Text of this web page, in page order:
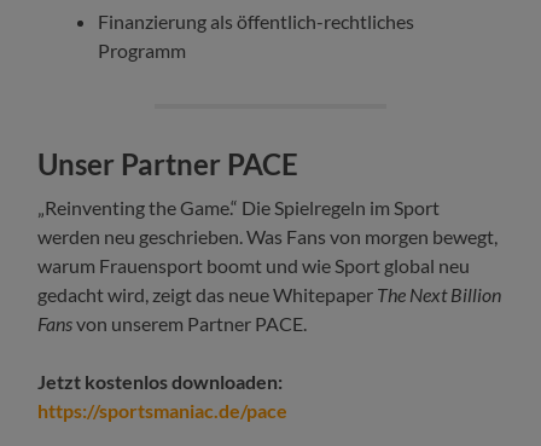
Finanzierung als öffentlich-rechtliches
Programm
Unser Partner PACE
„Reinventing the Game.“ Die Spielregeln im Sport
werden neu geschrieben. Was Fans von morgen bewegt,
warum Frauensport boomt und wie Sport global neu
gedacht wird, zeigt das neue Whitepaper The Next Billion
Fansvon unserem Partner PACE.
Jetzt kostenlos downloaden:
https://sportsmaniac.de/pace